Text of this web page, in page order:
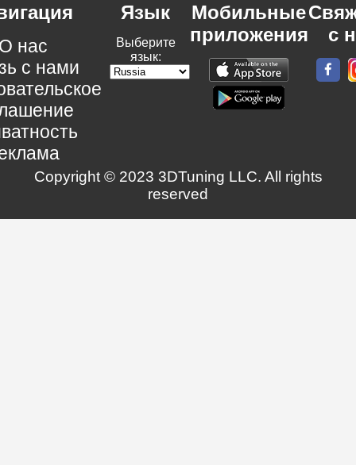
нас
с нами
Язык
Выберите
язык:
Мобильные
приложения
с
Copyright © 2023 3DTuning LLC. All rights
reserved